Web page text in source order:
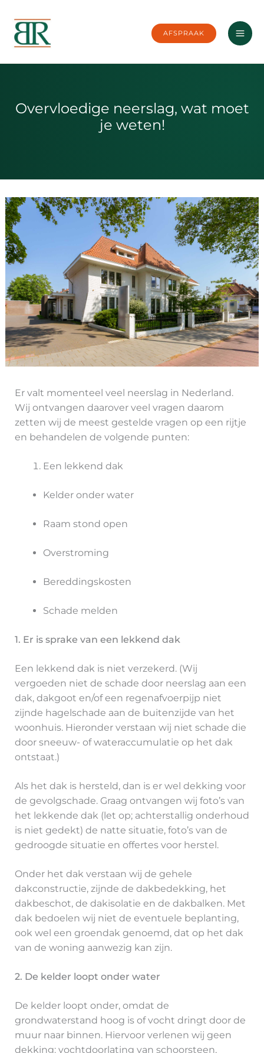
naar
inhoud
AFSPRAAK
Overvloedige neerslag, wat moet
je weten!
Er valt momenteel veel neerslag in Nederland.
Wij ontvangen daarover veel vragen daarom
zetten wij de meest gestelde vragen op een rijtje
en behandelen de volgende punten:
Een lekkend dak
Kelder onder water
Raam stond open
Overstroming
Bereddingskosten
Schade melden
1. Er is sprake van een lekkend dak
Een lekkend dak is niet verzekerd. (Wij
vergoeden niet de schade door neerslag aan een
dak, dakgoot en/of een regenafvoerpijp niet
zijnde hagelschade aan de buitenzijde van het
woonhuis. Hieronder verstaan wij niet schade die
door sneeuw- of wateraccumulatie op het dak
ontstaat.)
Als het dak is hersteld, dan is er wel dekking voor
de gevolgschade. Graag ontvangen wij foto’s van
het lekkende dak (let op; achterstallig onderhoud
is niet gedekt) de natte situatie, foto’s van de
gedroogde situatie en offertes voor herstel.
Onder het dak verstaan wij de gehele
dakconstructie, zijnde de dakbedekking, het
dakbeschot, de dakisolatie en de dakbalken. Met
dak bedoelen wij niet de eventuele beplanting,
ook wel een groendak genoemd, dat op het dak
van de woning aanwezig kan zijn.
2. De kelder loopt onder water
De kelder loopt onder, omdat de
grondwaterstand hoog is of vocht dringt door de
muur naar binnen. Hiervoor verlenen wij geen
dekking: vochtdoorlating van schoorsteen,